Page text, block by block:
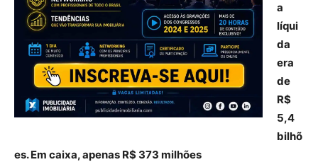
a
líqui
da
era
de
R$
5,4
bilhõ
es. Em caixa, apenas R$ 373 milhões